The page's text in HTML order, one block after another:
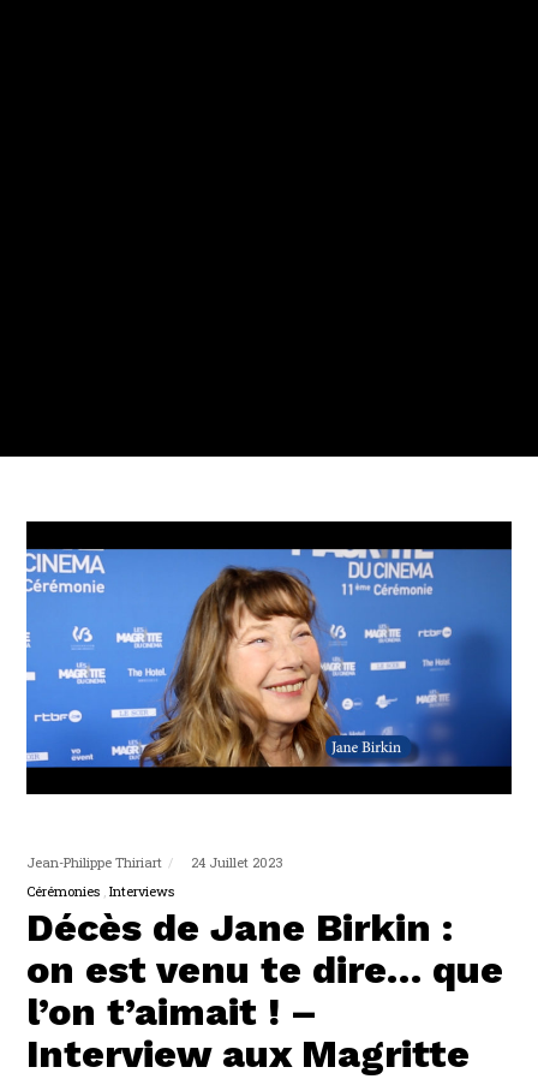
Jean-Philippe Thiriart
24 Juillet 2023
Cérémonies Interviews
Décès de Jane Birkin :
on est venu te dire… que
l’on t’aimait ! –
Interview aux Magritte